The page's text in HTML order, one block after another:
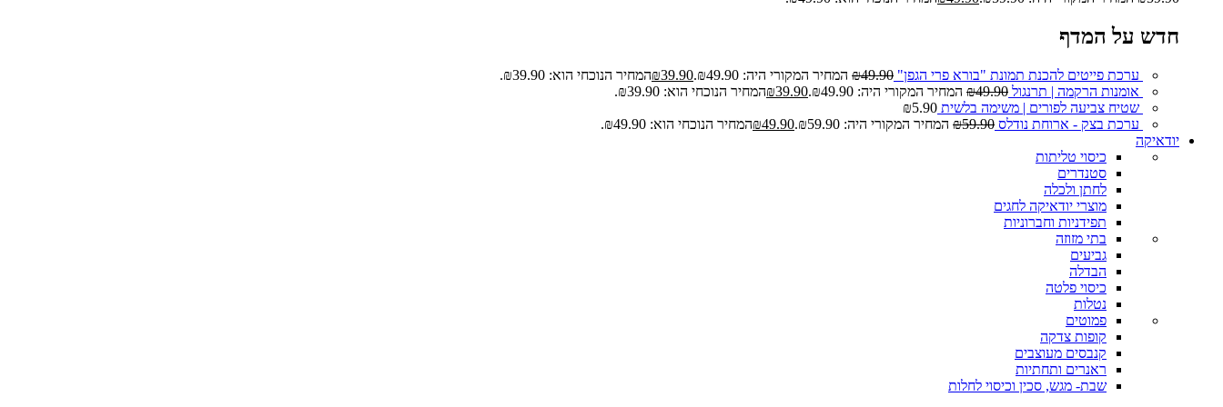
חדש על המדף
ערכת פייטים להכנת תמונת "בורא פרי הגפן" ₪49.90 המחיר המקורי היה: ₪49.90. ₪39.90
המחיר הנוכחי הוא: ₪39.90.
אומנות הרקמה | תרנגול
₪49.90 המחיר המקורי היה: ₪49.90. ₪39.90
המחיר הנוכחי הוא: ₪39.90.
שטיח צביעה לפורים | משימה בלשית
₪5.90
ערכת בצק - ארוחת נודלס
₪59.90 המחיר המקורי היה: ₪59.90. ₪49.90
המחיר הנוכחי הוא: ₪49.90.
יודאיקה
כיסוי טליתות
סטנדרים
לחתן ולכלה
מוצרי יודאיקה לחגים
תפידניות וחברוניות
בתי מזוזה
גביעים
הבדלה
כיסוי פלטה
נטלות
פמוטים
קופות צדקה
קנבסים מעוצבים
ראנרים ותחתיות
שבת- מגש, סכין וכיסוי לחלות